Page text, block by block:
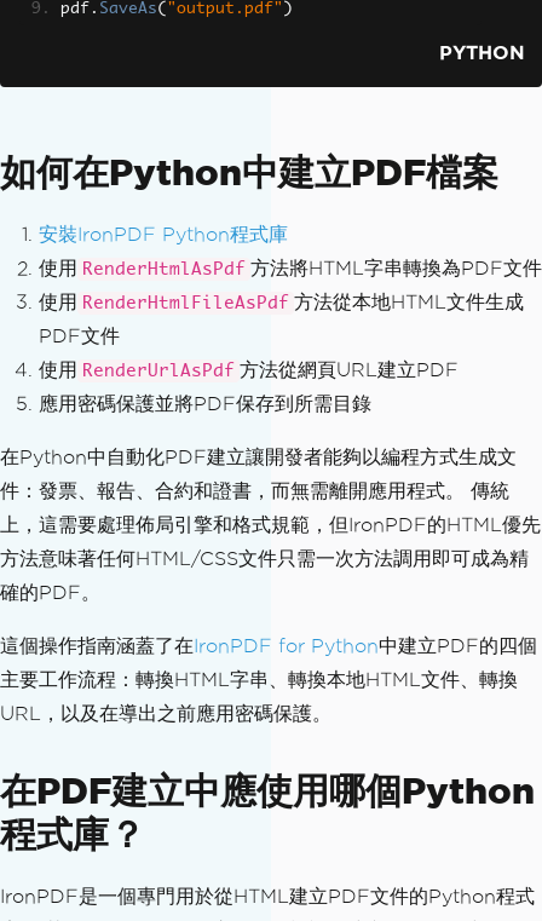
pdf . SaveAs( "output.pdf" )
PYTHON
如何在Python中建立PDF檔案
安裝IronPDF Python程式庫
使用 RenderHtmlAsPdf 方法將HTML字串轉換為PDF文件
使用 RenderHtmlFileAsPdf 方法從本地HTML文件生成
PDF文件
使用 RenderUrlAsPdf 方法從網頁URL建立PDF
應用密碼保護並將PDF保存到所需目錄
在Python中自動化PDF建立讓開發者能夠以編程方式生成文
件：發票、報告、合約和證書，而無需離開應用程式。 傳統
上，這需要處理佈局引擎和格式規範，但IronPDF的HTML優先
方法意味著任何HTML/CSS文件只需一次方法調用即可成為精
確的PDF。
這個操作指南涵蓋了在IronPDF for Python中建立PDF的四個
主要工作流程：轉換HTML字串、轉換本地HTML文件、轉換
URL，以及在導出之前應用密碼保護。
在PDF建立中應使用哪個Python
程式庫？
IronPDF是一個專門用於從HTML建立PDF文件的Python程式